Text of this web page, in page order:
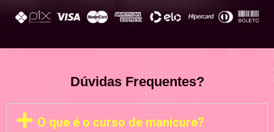
Dúvidas Frequentes?
O que é o curso de manicure?